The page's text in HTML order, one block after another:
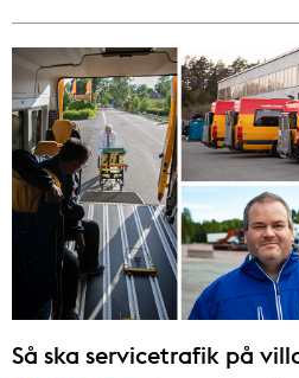
Så ska servicetrafik på